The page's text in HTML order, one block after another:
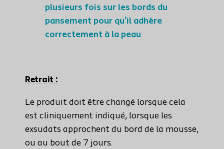
plusieurs fois sur les bords du
pansement pour qu'il adhère
correctement à la peau
Retrait :
Le produit doit être changé lorsque cela
est cliniquement indiqué, lorsque les
exsudats approchent du bord de la mousse,
ou au bout de 7 jours.